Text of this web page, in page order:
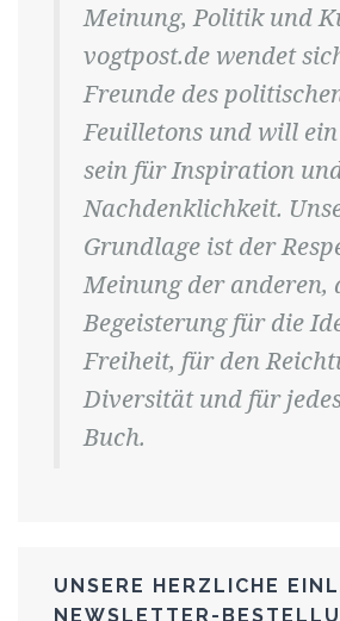
Meinung, Politik und
vogtpost.de wendet
Freunde des
Feuilletons und will
sein für Inspiration
Nachdenklichkeit.
Grundlage ist der
Meinung der anderen,
Begeisterung für die
Freiheit, für den
Diversität und für
Buch.
UNSERE HERZLICHE
NEWSLETTER-